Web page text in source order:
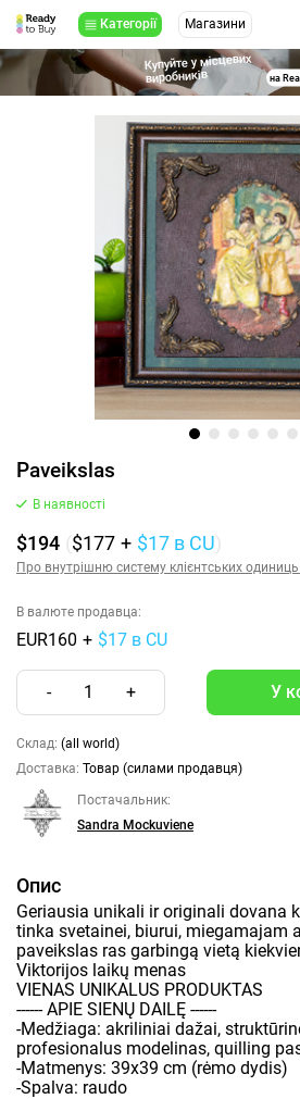
Категорії Магазини
Купуйте у місцевих
виробників на
Paveikslas
В наявності
$194 ($177 + $17 в CU)
Про внутрішню систему клієнтських
В валюте продавца:
EUR160 + $17 в CU
- 1 +
Склад: (all world)
Доставка: Товар (силами продавця)
Постачальник:
Sandra Mockuviene
Опис
Geriausia unikali ir originali dovana
tinka svetainei, biurui, miegamajam
paveikslas ras garbingą vietą
Viktorijos laikų menas
VIENAS UNIKALUS PRODUKTAS
------ APIE SIENŲ DAILĘ ------
-Medžiaga: akriliniai dažai,
profesionalus modelinas, quilling
-Matmenys: 39x39 cm (rėmo dydis)
-Spalva: raudo